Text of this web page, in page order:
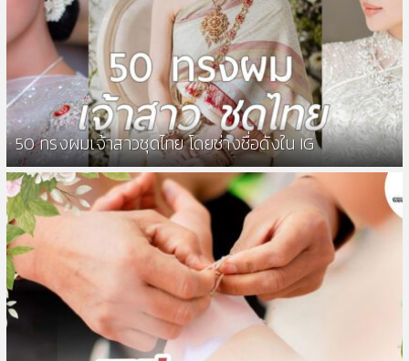
50 ทรงผมเจ้าสาวชุดไทย โดยช่างชื่อดังใน IG